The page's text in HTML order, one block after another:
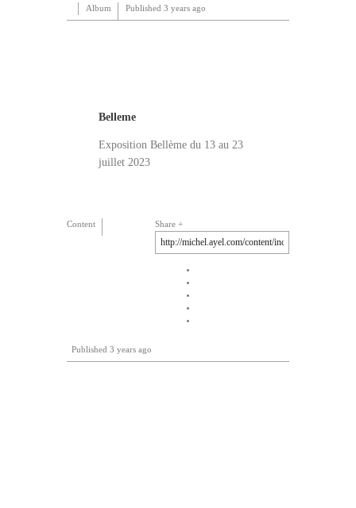
Album Published 3 years ago
Belleme
Exposition Bellème du 13 au 23
juillet 2023
Share
Content
Published 3 years ago